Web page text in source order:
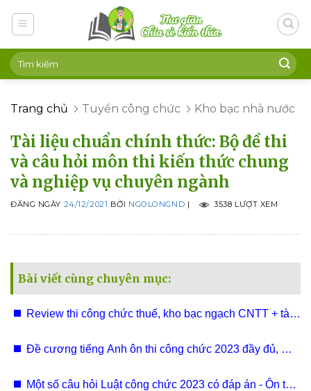
Trang chủ Tuyển công chức Kho bạc nhà nước
Tài liệu chuẩn chính thức: Bộ đề thi
và câu hỏi môn thi kiến thức chung
và nghiệp vụ chuyên ngành
ĐĂNG NGÀY 24/12/2021 BỞI NGOLONGND | 3538 LƯỢT XEM
Bài viết cùng chuyên mục:
Review thi công chức thuế, kho bạc ngạch CNTT + tài
Đề cương tiếng Anh ôn thi công chức 2023 đầy đủ, mới
Một số câu hỏi Luật công chức 2023 có đáp án - Ôn thi